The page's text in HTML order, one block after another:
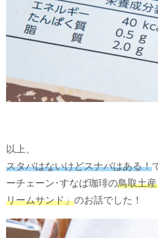
以上、
スタバはないけどスナバはある！
ーチェーン･すなば珈琲の鳥取土
リームサンド」のお話でした！